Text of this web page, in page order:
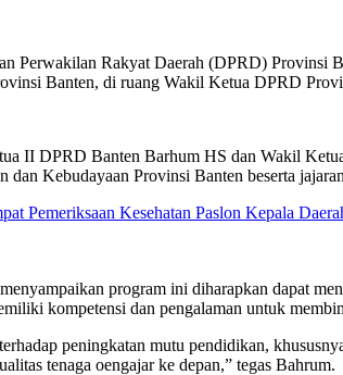
Perwakilan Rakyat Daerah (DPRD) Provinsi
Banten, di ruang Wakil Ketua DPRD
II DPRD Banten Barhum HS dan Wakil
dan Kebudayaan Provinsi Banten beserta
Pemeriksaan Kesehatan Paslon Kepala
program ini diharapkan dapat
kompetensi dan pengalaman untuk
peningkatan mutu pendidikan,
tenaga oengajar ke depan,” tegas Bahrum.